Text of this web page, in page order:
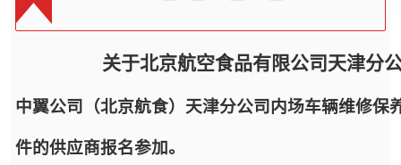
关于北京航空食品有限公司天津分
中翼公司（北京航食）天津分公司内场车辆维修
件的供应商报名参加。